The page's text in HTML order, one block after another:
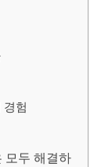
경험
모두 해결하